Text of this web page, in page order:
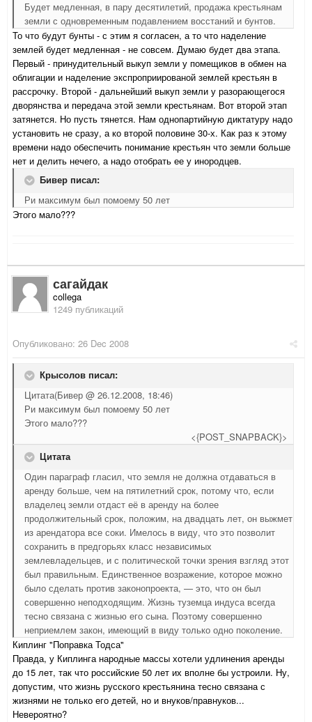
Будет медленная, в пару десятилетий, продажа крестьянам
земли с одновременным подавлением восстаний и бунтов.
То что будут бунты - с этим я согласен, а то что наделение
землей будет медленная - не совсем. Думаю будет два этапа.
Первый - принудительный выкуп земли у помещиков в обмен на
облигации и наделение экспроприированой землей крестьян в
рассрочку. Второй - дальнейший выкуп земли у разорающегося
дворянства и передача этой земли крестьянам. Вот второй этап
затянется. Но пусть тянется. Нам однопартийную диктатуру надо
установить не сразу, а ко второй половине 30-х. Как раз к этому
времени надо обеспечить понимание крестьян что земли больше
нет и делить нечего, а надо отобрать ее у инородцев.
Бивер писал:
Ри максимум был помоему 50 лет
Этого мало???
сагайдак
collega
1249 публикаций
Опубликовано: 26 Dec 2008
Крысолов писал:
Цитата(Бивер @ 26.12.2008, 18:46)
Ри максимум был помоему 50 лет
Этого мало???
<{POST_SNAPBACK}>
Цитата
Один параграф гласил, что земля не должна отдаваться в
аренду больше, чем на пятилетний срок, потому что, если
владелец земли отдаст её в аренду на более
продолжительный срок, положим, на двадцать лет, он выжмет
из арендатора все соки. Имелось в виду, что это позволит
сохранить в предгорьях класс независимых
землевладельцев, и с политической точки зрения взгляд этот
был правильным. Единственное возражение, которое можно
было сделать против законопроекта, — это, что он был
совершенно неподходящим. Жизнь туземца индуса всегда
тесно связана с жизнью его сына. Поэтому совершенно
неприемлем закон, имеющий в виду только одно поколение.
Киплинг "Поправка Тодса"
Правда, у Киплинга народные массы хотели удлинения аренды
до 15 лет, так что российские 50 лет их вполне бы устроили. Ну,
допустим, что жизнь русского крестьянина тесно связана с
жизнями не только его детей, но и внуков/правнуков...
Невероятно?